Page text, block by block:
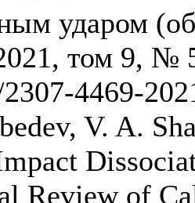
ударом
том 9, №
4469-
V. A.
Review of